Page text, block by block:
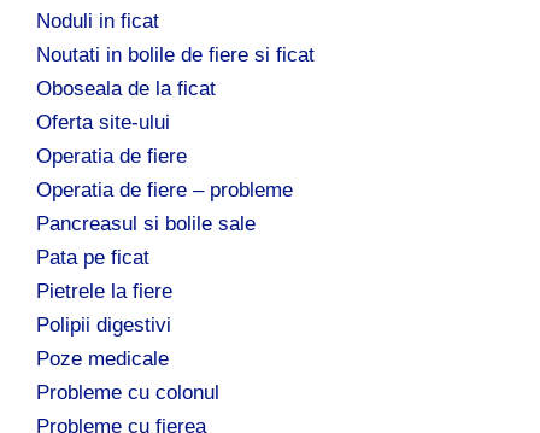
Noduli in ficat
Noutati in bolile de fiere si ficat
Oboseala de la ficat
Oferta site-ului
Operatia de fiere
Operatia de fiere – probleme
Pancreasul si bolile sale
Pata pe ficat
Pietrele la fiere
Polipii digestivi
Poze medicale
Probleme cu colonul
Probleme cu fierea